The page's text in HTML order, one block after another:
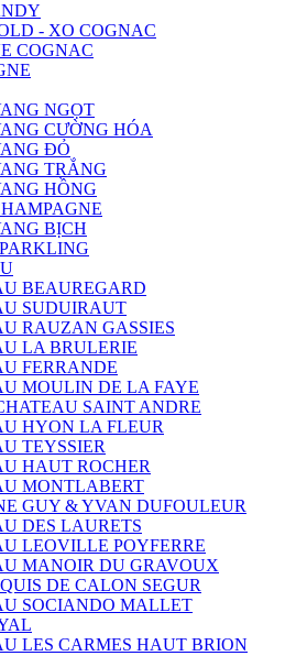
- XO COGNAC
COGNAC
NGỌT
CƯỜNG HÓA
ĐỎ
TRẮNG
HỒNG
BỊCH
BEAUREGARD
SUDUIRAUT
RAUZAN GASSIES
LA BRULERIE
FERRANDE
MOULIN DE LA FAYE
SAINT ANDRE
HYON LA FLEUR
TEYSSIER
HAUT ROCHER
MONTLABERT
GUY & YVAN DUFOULEUR
DES LAURETS
LEOVILLE POYFERRE
MANOIR DU GRAVOUX
DE CALON SEGUR
SOCIANDO MALLET
LES CARMES HAUT BRION